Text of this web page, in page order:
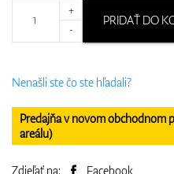
+
-
PRIDAŤ DO
Nenašli ste čo ste hľadali?
Predajňa v novom obchodnom
areálu)
Zdieľať na: Facebook